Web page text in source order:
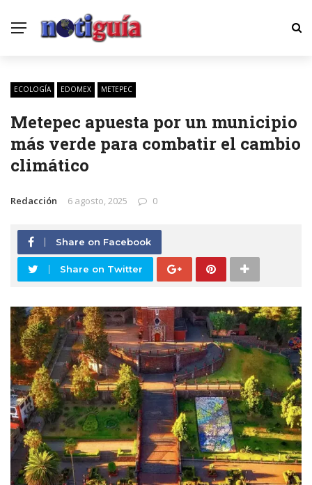
ECOLOGÍA EDOMEX METEPEC
Metepec apuesta por un municipio
más verde para combatir el cambio
climático
Redacción 6 agosto, 2025 0
Share on Facebook
Share on Twitter